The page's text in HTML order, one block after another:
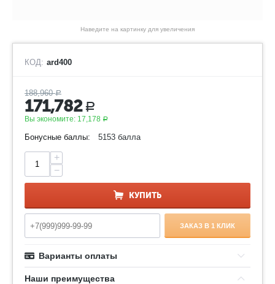
Наведите на картинку для увеличения
КОД: ard400
188,960 Р
171,782 Р
Вы экономите: 17,178 Р
Бонусные баллы: 5153 балла
+
−
КУПИТЬ
ЗАКАЗ В 1 КЛИК
Варианты оплаты
Наши преимущества